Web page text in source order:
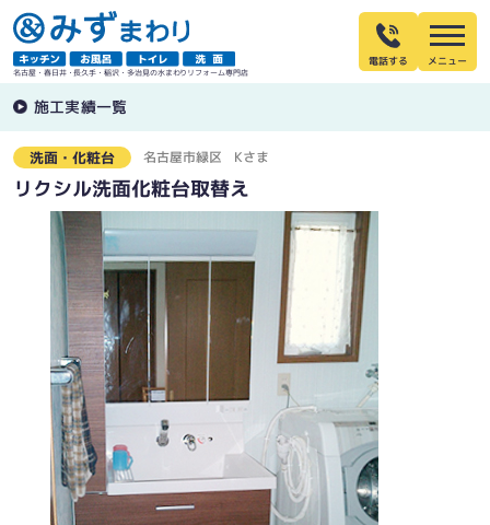
名古屋・春日井・長久手・稲沢・多治見の水まわりリフォーム専門店
電話する
施工実績一覧
洗面・化粧台 名古屋市緑区 Kさま
リクシル洗面化粧台取替え